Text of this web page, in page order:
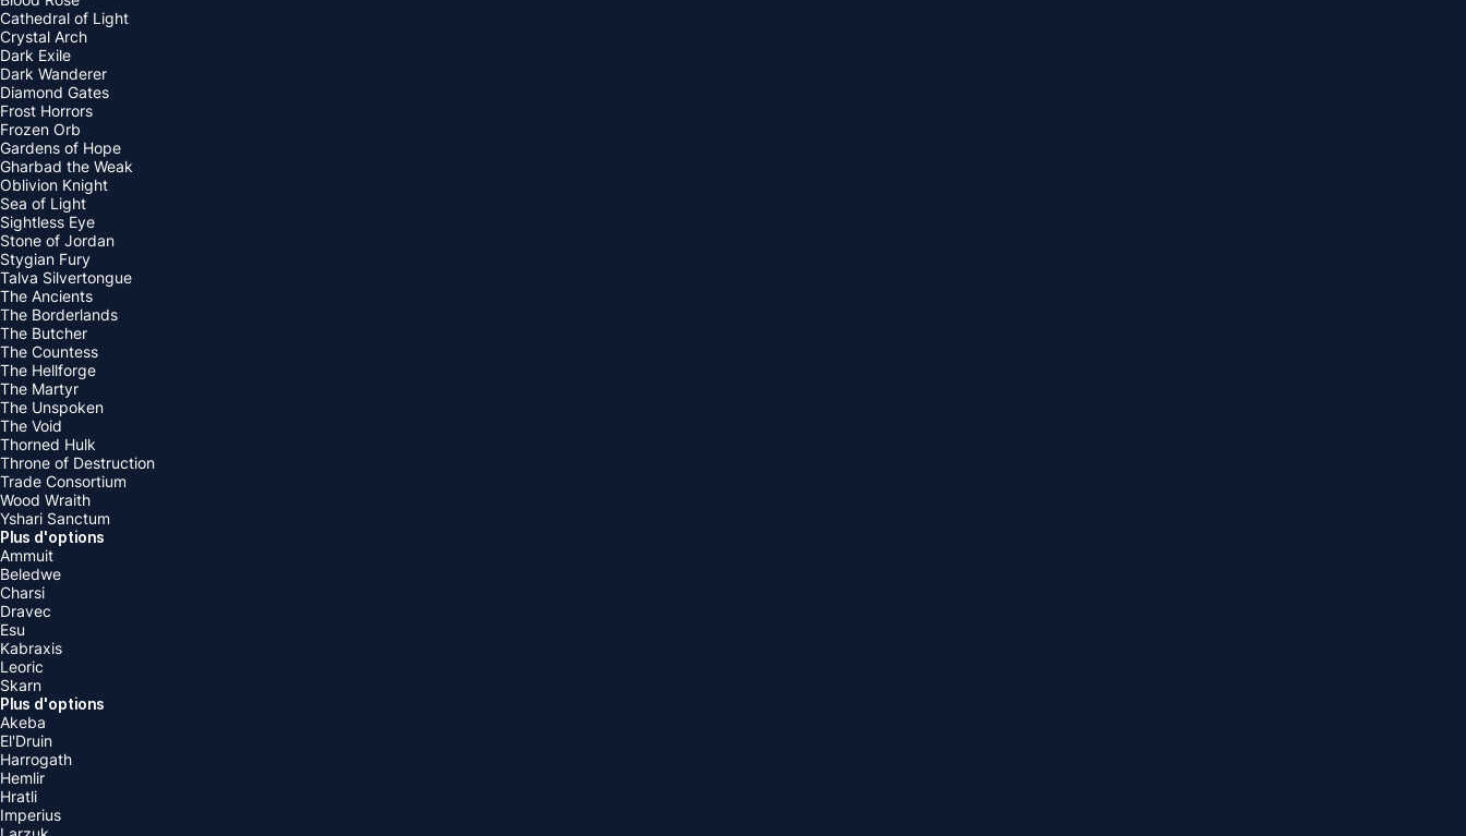
Cathedral of Light
Crystal Arch
Dark Exile
Dark Wanderer
Diamond Gates
Frost Horrors
Frozen Orb
Gardens of Hope
Gharbad the Weak
Oblivion Knight
Sea of Light
Sightless Eye
Stone of Jordan
Stygian Fury
Talva Silvertongue
The Ancients
The Borderlands
The Butcher
The Countess
The Hellforge
The Martyr
The Unspoken
The Void
Thorned Hulk
Throne of Destruction
Trade Consortium
Wood Wraith
Yshari Sanctum
Plus d'options
Ammuit
Beledwe
Charsi
Dravec
Esu
Kabraxis
Leoric
Skarn
Plus d'options
Akeba
El'Druin
Harrogath
Hemlir
Hratli
Imperius